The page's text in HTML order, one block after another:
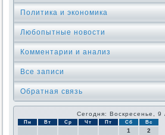
Политика и экономика
Любопытные новости
Комментарии и анализ
Все записи
Обратная связь
Сегодня: Воскресенье, 9
Пн Вт Ср Чт Пт Сб Вс
1
2